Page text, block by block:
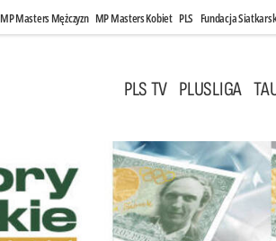
MP Masters Mężczyzn MP Masters Kobiet PLS Fundacja
PLS TV PLUSLIGA